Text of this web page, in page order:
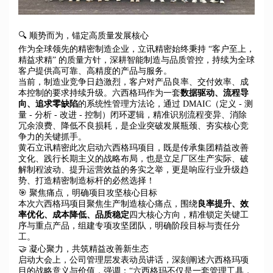
🔍 顺势而为，锚定高质量发展核心
作为全球领先的精密制造企业，立讯精密始终秉持 “客户至上，
精益求精” 的质量方针，深耕智能制造与品质管控，持续为全球
客户提供高可靠、高精度的产品与服务。
当前，制造业竞争日趋激烈，客户对产品良率、交付效率、成
本控制的要求持续升级。六西格玛作为一套数据驱动、流程导
向、追求零缺陷的系统性管理方法论，通过 DMAIC（定义 - 测
量 - 分析 - 改进 - 控制）闭环逻辑，精准识别流程变异、消除
冗余浪费、降低不良损耗，是企业突破发展瓶颈、夯实核心竞
争力的关键抓手。
黄石立讯精密此次启动六西格玛项目，既是传承集团精益改善
文化、践行长期主义的战略布局，也是立足厂区生产实际、破
解制程波动、提升运营效益的务实之举，更是响应行业升级趋
势、打造精密制造标杆的必然选择！
🎯 聚焦痛点，明确项目攻坚核心目标
本次六西格玛项目聚焦生产制造核心痛点，围绕 良率提升、效
率优化、成本降低、品质稳定 四大核心方向，精准锁定关键工
序与重点产品，组建专项攻坚团队，明确阶段目标与责任分
工。
🤝 凝心聚力，共筑精益改善新生态
启动大会上，公司管理层发表动员讲话，深刻阐述六西格玛项
目的战略意义与价值，强调：“六西格玛不仅是一套管理工具，